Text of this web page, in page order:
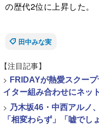
の歴代2位に上昇した。
田中みな実
【注目記事】
> FRIDAYが熱愛スクー
イター組み合わせにネッ
> 乃木坂46・中西アルノ
「相変わらず」「嘘でしょ